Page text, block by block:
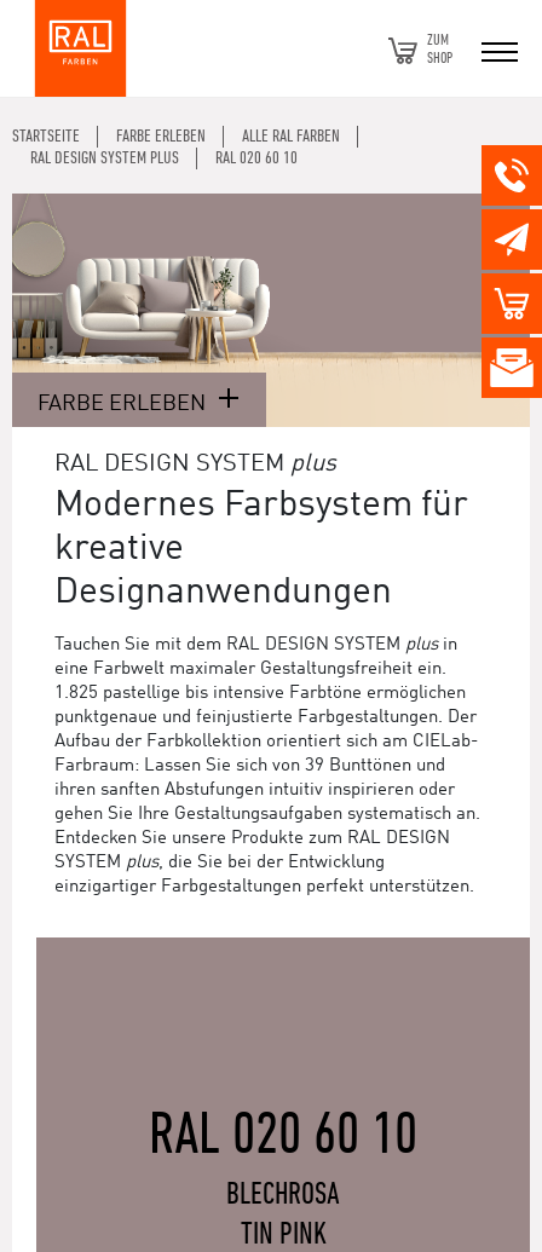
ZUM
SHOP
STARTSEITE FARBE ERLEBEN
ALLE RAL FARBEN
RAL DESIGN SYSTEM PLUS
RAL 020 60 10
FARBE ERLEBEN
RAL DESIGN SYSTEM plus
Modernes Farbsystem für
kreative
Designanwendungen
Tauchen Sie mit dem RAL DESIGN SYSTEM plusin
eine Farbwelt maximaler Gestaltungsfreiheit ein.
1.825 pastellige bis intensive Farbtöne ermöglichen
punktgenaue und feinjustierte Farbgestaltungen. Der
Aufbau der Farbkollektion orientiert sich am CIELab-
Farbraum: Lassen Sie sich von 39 Bunttönen und
ihren sanften Abstufungen intuitiv inspirieren oder
gehen Sie Ihre Gestaltungsaufgaben systematisch an.
Entdecken Sie unsere Produkte zum RAL DESIGN
SYSTEM plus, die Sie bei der Entwicklung
einzigartiger Farbgestaltungen perfekt unterstützen.
RAL 020 60 10
BLECHROSA
TIN PINK